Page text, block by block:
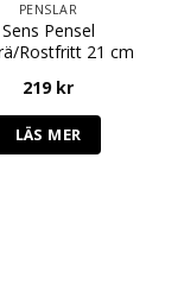
PENSLAR
Sens Pensel
Rostfritt 21 cm
219 kr
LÄS MER